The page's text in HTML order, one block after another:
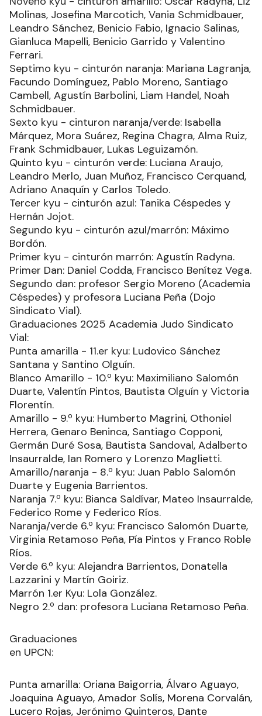
Molinas, Josefina Marcotich, Vania Schmidbauer,
Leandro Sánchez, Benicio Fabio, Ignacio Salinas,
Gianluca Mapelli, Benicio Garrido y Valentino
Ferrari.
Septimo kyu - cinturón naranja: Mariana Lagranja,
Facundo Domínguez, Pablo Moreno, Santiago
Cambell, Agustín Barbolini, Liam Handel, Noah
Schmidbauer.
Sexto kyu - cinturon naranja/verde: Isabella
Márquez, Mora Suárez, Regina Chagra, Alma Ruiz,
Frank Schmidbauer, Lukas Leguizamón.
Quinto kyu - cinturón verde: Luciana Araujo,
Leandro Merlo, Juan Muñoz, Francisco Cerquand,
Adriano Anaquín y Carlos Toledo.
Tercer kyu - cinturón azul: Tanika Céspedes y
Hernán Jojot.
Segundo kyu - cinturón azul/marrón: Máximo
Bordón.
Primer kyu - cinturón marrón: Agustín Radyna.
Primer Dan: Daniel Codda, Francisco Benítez Vega.
Segundo dan: profesor Sergio Moreno (Academia
Céspedes) y profesora Luciana Peña (Dojo
Sindicato Vial).
Graduaciones 2025 Academia Judo Sindicato
Vial:
Punta amarilla - 11.er kyu: Ludovico Sánchez
Santana y Santino Olguín.
Blanco Amarillo - 10.º kyu: Maximiliano Salomón
Duarte, Valentín Pintos, Bautista Olguín y Victoria
Florentín.
Amarillo - 9.º kyu: Humberto Magrini, Othoniel
Herrera, Genaro Beninca, Santiago Copponi,
Germán Duré Sosa, Bautista Sandoval, Adalberto
Insaurralde, Ian Romero y Lorenzo Maglietti.
Amarillo/naranja - 8.º kyu: Juan Pablo Salomón
Duarte y Eugenia Barrientos.
Naranja 7.º kyu: Bianca Saldívar, Mateo Insaurralde,
Federico Rome y Federico Ríos.
Naranja/verde 6.º kyu: Francisco Salomón Duarte,
Virginia Retamoso Peña, Pía Pintos y Franco Roble
Ríos.
Verde 6.º kyu: Alejandra Barrientos, Donatella
Lazzarini y Martín Goiriz.
Marrón 1.er Kyu: Lola González.
Negro 2.º dan: profesora Luciana Retamoso Peña.
Graduaciones
en UPCN:
Punta amarilla: Oriana Baigorria, Álvaro Aguayo,
Joaquina Aguayo, Amador Solís, Morena Corvalán,
Lucero Rojas, Jerónimo Quinteros, Dante